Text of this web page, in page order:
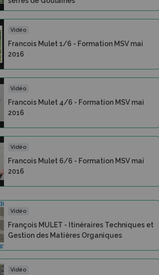
Vidéo
Francois Mulet 1/6 - Formation MSV mai
2016
Vidéo
Francois Mulet 4/6 - Formation MSV mai
2016
Vidéo
Francois Mulet 6/6 - Formation MSV mai
2016
Vidéo
François MULET - Itinéraires Techniques et
Gestion des Matières Organiques
Vidéo